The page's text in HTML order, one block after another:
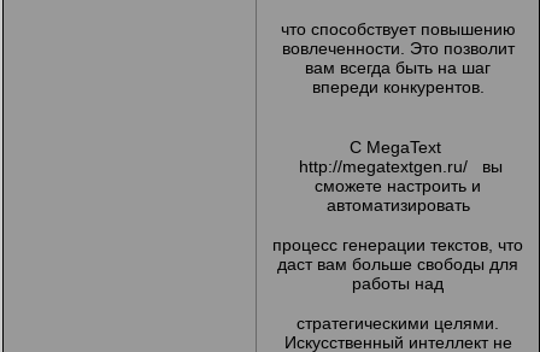
что способствует повышению
вовлеченности. Это позволит
вам всегда быть на шаг
впереди конкурентов.
С MegaText
http://megatextgen.ru/вы
сможете настроить и
автоматизировать
процесс генерации текстов, что
даст вам больше свободы для
работы над
стратегическими целями.
Искусственный интеллект не